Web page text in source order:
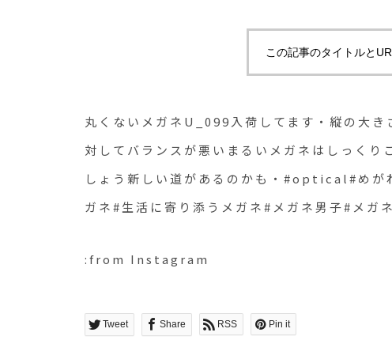
り添うメガネ#メガネ男子#
この記事のタイトルと
丸くないメガネU_099入荷してます・縦の大
対してバランスが悪いまるいメガネはしっくり
しょう新しい道があるのかも・#optical#め
ガネ#生活に寄り添うメガネ#メガネ男子#メ
:from Instagram
Tweet Share RSS Pin it